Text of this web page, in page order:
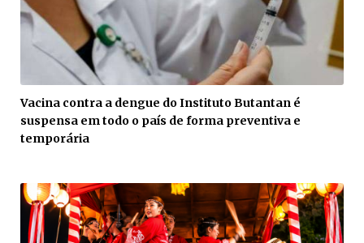
Vacina contra a dengue do Instituto Butantan é
suspensa em todo o país de forma preventiva e
temporária